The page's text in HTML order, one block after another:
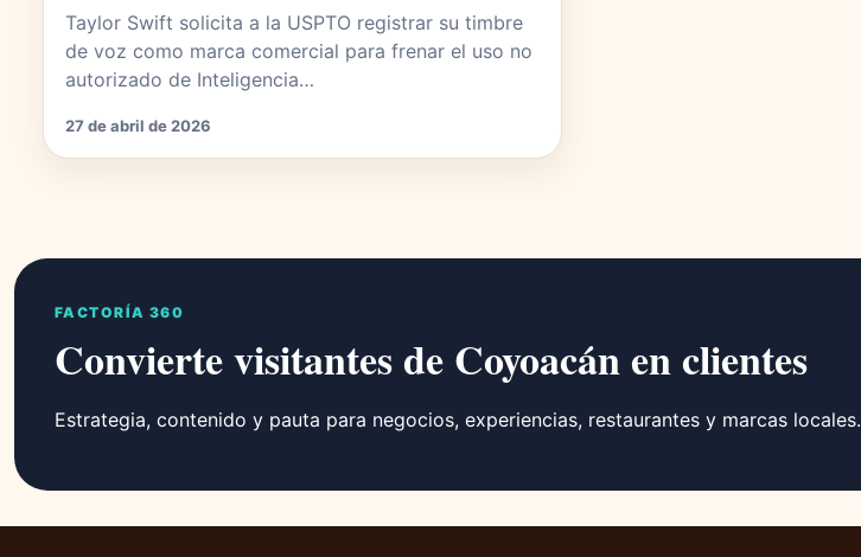
Taylor Swift solicita a la USPTO registrar su timbre
de voz como marca comercial para frenar el uso no
autorizado de Inteligencia…
27 de abril de 2026
FACTORÍA 360
Convierte visitantes de Coyoacán en clientes
Estrategia, contenido y pauta para negocios, experiencias, restaurantes y marcas locales.